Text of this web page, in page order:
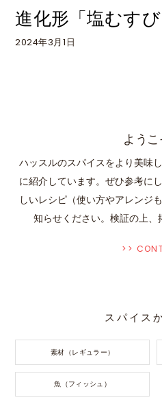
2024年3月1日
進化形「塩むす
ようこ
ハッスルのスパイスをより美味
に紹介しています。ぜひ参考に
しいレシピ（使い方やアレンジ
知らせください。検証の上、
>>
スパイス
素材（レギュラー）
魚（フィッシュ）